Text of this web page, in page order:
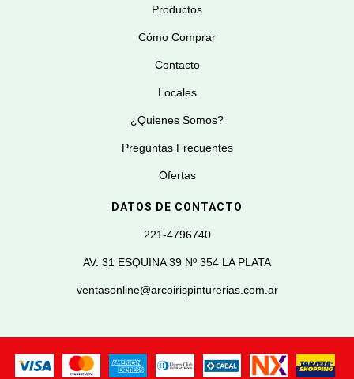
Productos
Cómo Comprar
Contacto
Locales
¿Quienes Somos?
Preguntas Frecuentes
Ofertas
DATOS DE CONTACTO
221-4796740
AV. 31 ESQUINA 39 Nº 354 LA PLATA
ventasonline@arcoirispinturerias.com.ar